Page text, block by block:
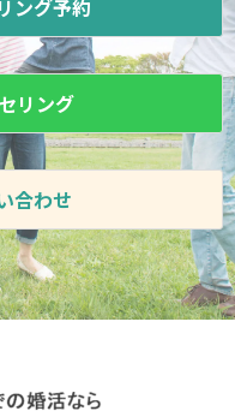
ング予約
リング
合わせ